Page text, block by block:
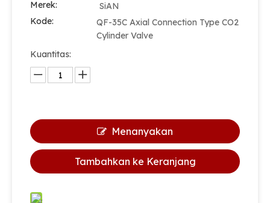
Merek:
SiAN
Kode:
QF-35C Axial Connection Type CO2
Cylinder Valve
Kuantitas:
Menanyakan
Tambahkan ke Keranjang